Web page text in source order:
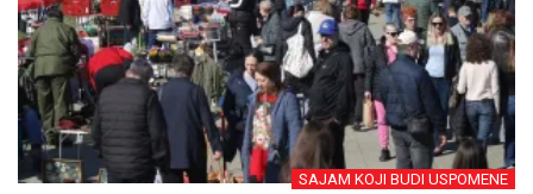
SAJAM KOJI BUDI USPOMENE